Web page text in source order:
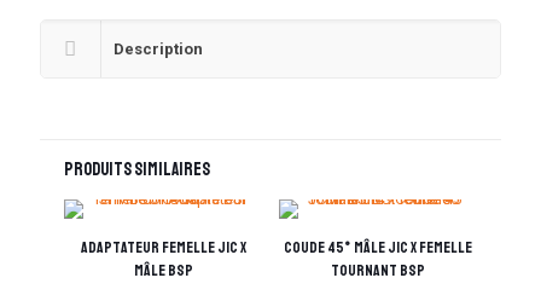
Description
Produits similaires
Adaptateur femelle JIC x
mâle BSP
Coude 45° mâle JIC x femelle
tournant BSP